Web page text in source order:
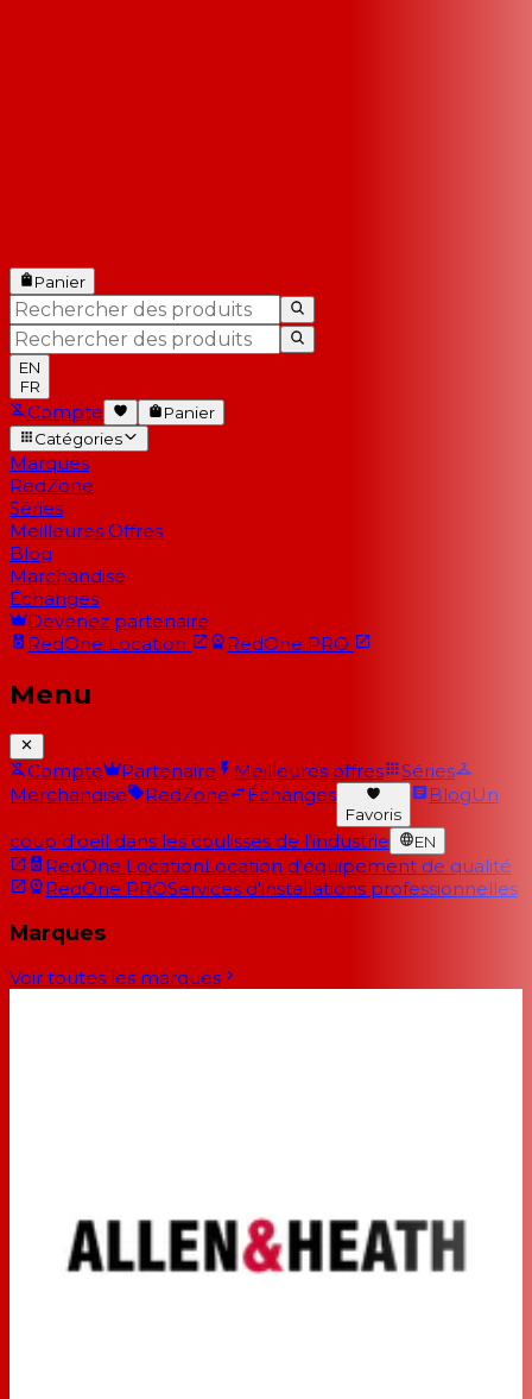
Panier
EN
FR
Compte
Panier
Catégories
Marques
RedZone
Séries
Meilleures Offres
Blog
Marchandise
Échanges
Devenez partenaire
RedOne Location RedOne PRO
Menu
Compte Partenaire Meilleures offres
Séries
Merchandise
RedZone Échanges
Favoris
BlogUn
coup d'oeil dans les coulisses de l'industrie EN
RedOne LocationLocation d'équipement de qualité
RedOne PROServices d'installations professionnelles
Marques
Voir toutes les marques